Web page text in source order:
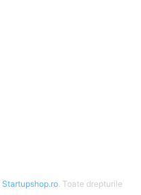
Startupshop.ro . Toate drepturile